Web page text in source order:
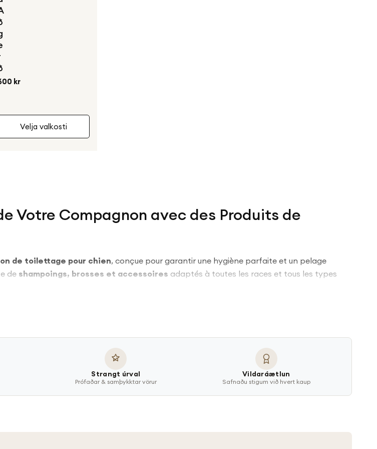
kr
Velja valkosti
Votre Compagnon avec des Produits de
de toilettage pour chien, conçue pour garantir une hygiène parfaite et un pelage
de shampoings, brosses et accessoires adaptés à toutes les races et tous les types
la peau sensible de votre compagnon et sublimer son pelage. Trouvez le
Strangt úrval
Prófaðar & samþykktar vörur
Vildaráætlun
Safnaðu stigum við hvert kaup